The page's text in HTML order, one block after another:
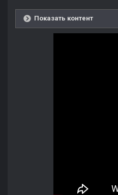
Показать контент